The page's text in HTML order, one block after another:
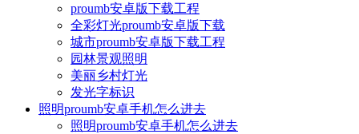
proumb安卓版下载工程
全彩灯光proumb安卓版下载
城市proumb安卓版下载工程
园林景观照明
美丽乡村灯光
发光字标识
照明proumb安卓手机怎么进去
照明proumb安卓手机怎么进去